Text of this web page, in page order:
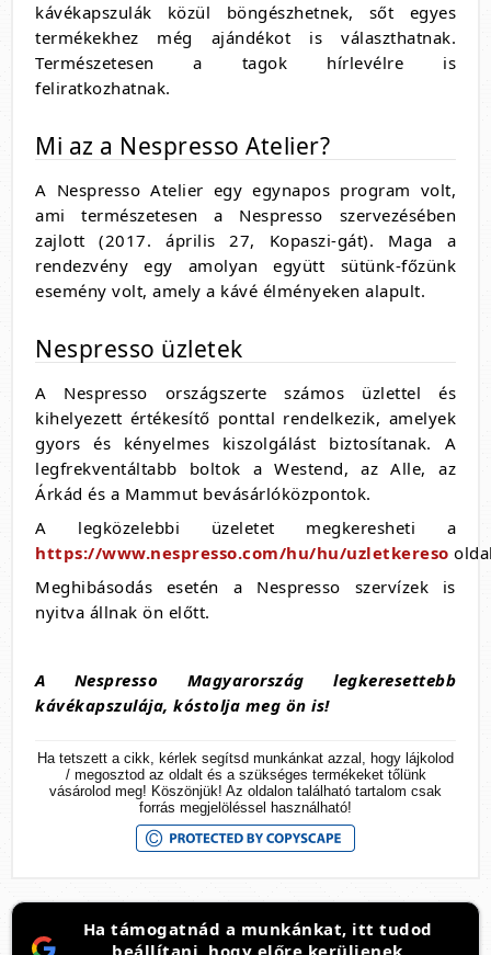
kávékapszulák közül böngészhetnek, sőt egyes
termékekhez még ajándékot is választhatnak.
Természetesen a tagok hírlevélre is
feliratkozhatnak.
Mi az a Nespresso Atelier?
A Nespresso Atelier egy egynapos program volt,
ami természetesen a Nespresso szervezésében
zajlott (2017. április 27, Kopaszi-gát). Maga a
rendezvény egy amolyan együtt sütünk-főzünk
esemény volt, amely a kávé élményeken alapult.
Nespresso üzletek
A Nespresso országszerte számos üzlettel és
kihelyezett értékesítő ponttal rendelkezik, amelyek
gyors és kényelmes kiszolgálást biztosítanak. A
legfrekventáltabb boltok a Westend, az Alle, az
Árkád és a Mammut bevásárlóközpontok.
A legközelebbi üzeletet megkeresheti a
https://www.nespresso.com/hu/hu/uzletkereso
Meghibásodás esetén a Nespresso szervízek is
nyitva állnak ön előtt.
A Nespresso Magyarország legkeresettebb
kávékapszulája, kóstolja meg ön is!
Ha tetszett a cikk, kérlek segítsd munkánkat azzal, hogy lájkolod
/ megosztod az oldalt és a szükséges termékeket tőlünk
vásárolod meg! Köszönjük! Az oldalon található tartalom csak
forrás megjelöléssel használható!
Ha támogatnád a munkánkat, itt tudod